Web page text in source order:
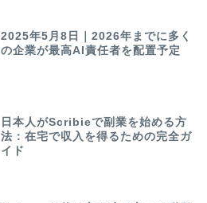
2025年5月8日｜2026年までに多く
の企業が最高AI責任者を配置予定
日本人がScribieで副業を始める方
法：在宅で収入を得るための完全ガ
イド